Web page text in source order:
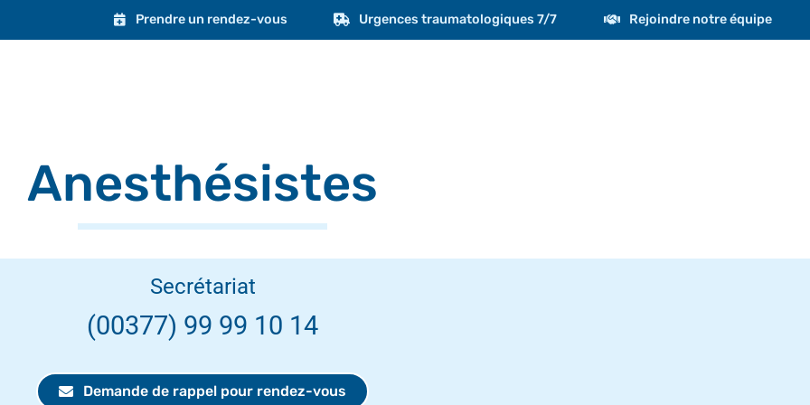
Prendre un rendez-vous Urgences traumatologiques 7/7 Rejoindre notre équipe
Anesthésistes
Secrétariat
(00377) 99 99 10 14
Demande de rappel pour rendez-vous